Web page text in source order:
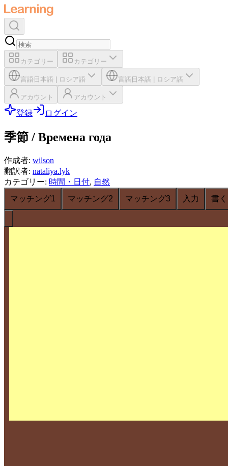
カテゴリー カテゴリー
言語 日本語 ロシア語 言語 日本語 ロシア語
アカウント アカウント
登録 ログイン
季節 / Времена года
作成者: wilson
翻訳者: nataliya.lyk
カテゴリー: 時間・日付, 自然
マッチング1
マッチング2 マッチング3 入力 書く